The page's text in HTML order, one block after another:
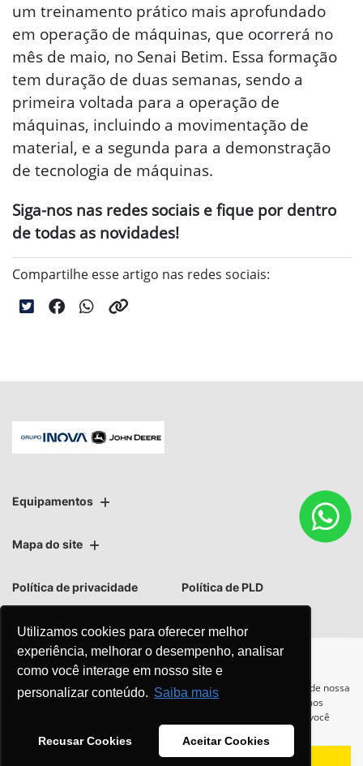
Utilizamos cookies para oferecer melhor
experiência, melhorar o desempenho, analisar
como você interage em nosso site e
personalizar conteúdo. Saiba mais
Recusar Cookies Aceitar Cookies
um treinamento prático mais aprofundado
em operação de máquinas, que ocorrerá no
mês de maio, no Senai Betim. Essa formação
tem duração de duas semanas, sendo a
primeira voltada para a operação de
máquinas, incluindo a movimentação de
material, e a segunda para a demonstração
de tecnologia de máquinas.
Siga-nos nas redes sociais e fique por dentro
de todas as novidades!
Compartilhe esse artigo nas redes sociais:
Equipamentos
Mapa do site
Política de privacidade Política de PLD
No trânsito, enxergar o outro
Para otimizar sua experiência durante a navegação, fazemos uso de nossa
política de cookies e para proteger seus dados pessoais respeitamos
. Ao seguir com a navegação e visita você
Recusar